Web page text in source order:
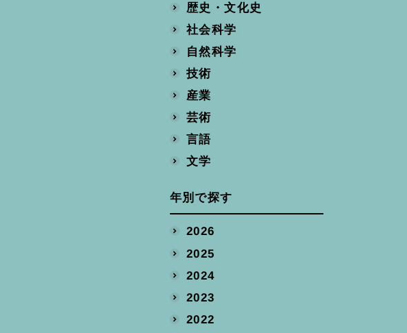
歴史・文化史
社会科学
自然科学
技術
産業
芸術
言語
文学
年別で探す
2026
2025
2024
2023
2022